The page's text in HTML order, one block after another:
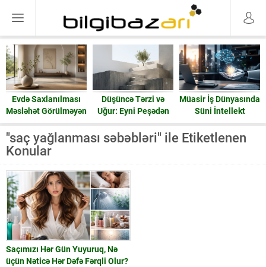
Evdə Saxlanılması
Məsləhət Görülməyən
15 Əşya: Enerji və
Ruzi
Düşüncə Tərzi və
Uğur: Eyni Peşədən
Fərqli Nəticələrə
Gedən Yol
Müasir İş Dünyasında
Süni İntellekt
"saç yağlanması səbəbləri" ile Etiketlenen
Konular
Saçımızı Hər Gün Yuyuruq, Nə
üçün Nəticə Hər Dəfə Fərqli Olur?